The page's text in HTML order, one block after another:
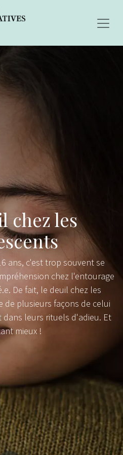
chez les
ans, c'est trop souvent se
chez l'entourage
De fait, le deuil chez les
de plusieurs façons de celui
leurs rituels d'adieu. Et
mieux !